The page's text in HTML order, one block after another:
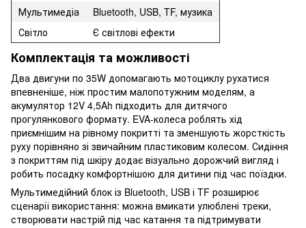
Мультимедіа
Bluetooth, USB, TF, музика
Світло
Є світлові ефекти
Комплектація та можливості
Два двигуни по 35W допомагають мотоциклу рухатися
впевненіше, ніж простим малопотужним моделям, а
акумулятор 12V 4,5Ah підходить для дитячого
прогулянкового формату. EVA-колеса роблять хід
приємнішим на рівному покритті та зменшують жорсткість
руху порівняно зі звичайним пластиковим колесом. Сидіння
з покриттям під шкіру додає візуально дорожчий вигляд і
робить посадку комфортнішою для дитини під час поїздки.
Мультимедійний блок із Bluetooth, USB і TF розширює
сценарії використання: можна вмикати улюблені треки,
створювати настрій під час катання та підтримувати